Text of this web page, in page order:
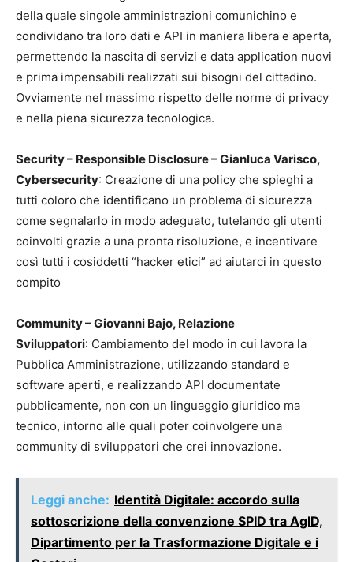
della quale singole amministrazioni comunichino e
condividano tra loro dati e API in maniera libera e aperta,
permettendo la nascita di servizi e data application nuovi
e prima impensabili realizzati sui bisogni del cittadino.
Ovviamente nel massimo rispetto delle norme di privacy
e nella piena sicurezza tecnologica.
Security – Responsible Disclosure – Gianluca Varisco,
Cybersecurity: Creazione di una policy che spieghi a
tutti coloro che identificano un problema di sicurezza
come segnalarlo in modo adeguato, tutelando gli utenti
coinvolti grazie a una pronta risoluzione, e incentivare
così tutti i cosiddetti “hacker etici” ad aiutarci in questo
compito
Community – Giovanni Bajo, Relazione
Sviluppatori: Cambiamento del modo in cui lavora la
Pubblica Amministrazione, utilizzando standard e
software aperti, e realizzando API documentate
pubblicamente, non con un linguaggio giuridico ma
tecnico, intorno alle quali poter coinvolgere una
community di sviluppatori che crei innovazione.
Leggi anche: Identità Digitale: accordo sulla
sottoscrizione della convenzione SPID tra AgID,
Dipartimento per la Trasformazione Digitale e i